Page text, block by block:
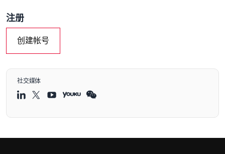
注册
创建帐号
社交媒体